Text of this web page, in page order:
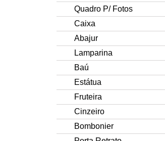
Quadro P/ Fotos
Caixa
Abajur
Lamparina
Baú
Estátua
Fruteira
Cinzeiro
Bombonier